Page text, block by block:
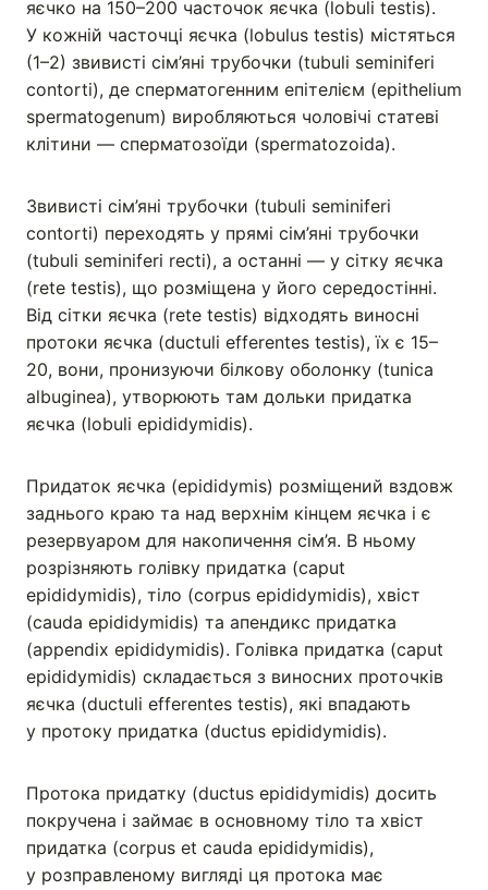
яєчко на 150–200 часточок яєчка (lobuli testis).
У кожній часточці яєчка (lobulus testis) містяться
(1–2) звивисті сім’яні трубочки (tubuli seminiferi
contorti), де сперматогенним епітелієм (epithelium
spermatogenum) виробляються чоловічі статеві
клітини — сперматозоїди (spermatozoida).
Звивисті сім’яні трубочки (tubuli seminiferi
contorti) переходять у прямі сім’яні трубочки
(tubuli seminiferi recti), а останні — у сітку яєчка
(rete testis), що розміщена у його середостінні.
Від сітки яєчка (rete testis) відходять виносні
протоки яєчка (ductuli efferentes testis), їх є 15–
20, вони, пронизуючи білкову оболонку (tunica
albuginea), утворюють там дольки придатка
яєчка (lobuli epididymidis).
Придаток яєчка (epididymis) розміщений вздовж
заднього краю та над верхнім кінцем яєчка і є
резервуаром для накопичення сім’я. В ньому
розрізняють голівку придатка (caput
epididymidis), тіло (corpus epididymidis), хвіст
(cauda epididymidis) та апендикс придатка
(appendix epididymidis). Голівка придатка (caput
epididymidis) складається з виносних проточків
яєчка (ductuli efferentes testis), які впадають
у протоку придатка (ductus epididymidis).
Протока придатку (ductus epididymidis) досить
покручена і займає в основному тіло та хвіст
придатка (corpus et cauda epididymidis),
у розправленому вигляді ця протока має